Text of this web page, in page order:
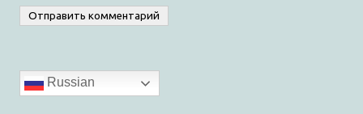
Russian